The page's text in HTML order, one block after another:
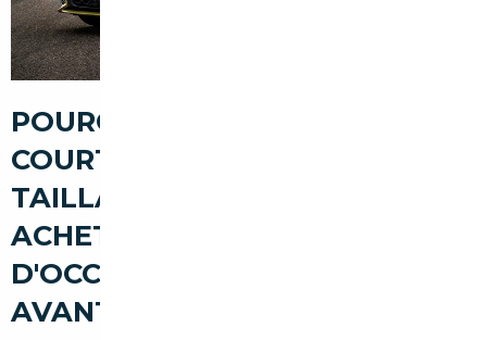
POURQUOI PASSER PAR UN
COURTIER AUTOMOBILE À LE
TAILLAN-MÉDOC POUR
ACHETER UNE VOITURE
D'OCCASION (FIABILITÉ,
AVANTAGES, SÉCURISATION)